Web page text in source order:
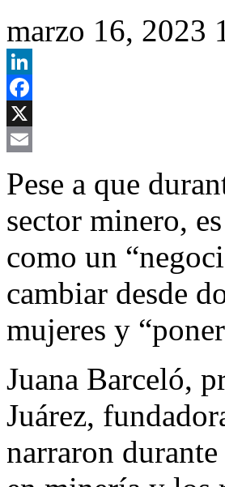
marzo 16, 2023
LinkedIn
Facebook
X
Pese a que
sector minero,
como un
cambiar desde
mujeres y
Juana Barceló,
Juárez,
narraron